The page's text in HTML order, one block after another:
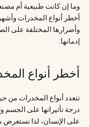
وما إن كانت طبيعية أم
أخطر أنواع المخدرات
وأضرارها المختلفة على
إدمانها.
أخطر أنواع
تتعدد أنواع المخدرات من
درجة تأثيراتها على الجسم